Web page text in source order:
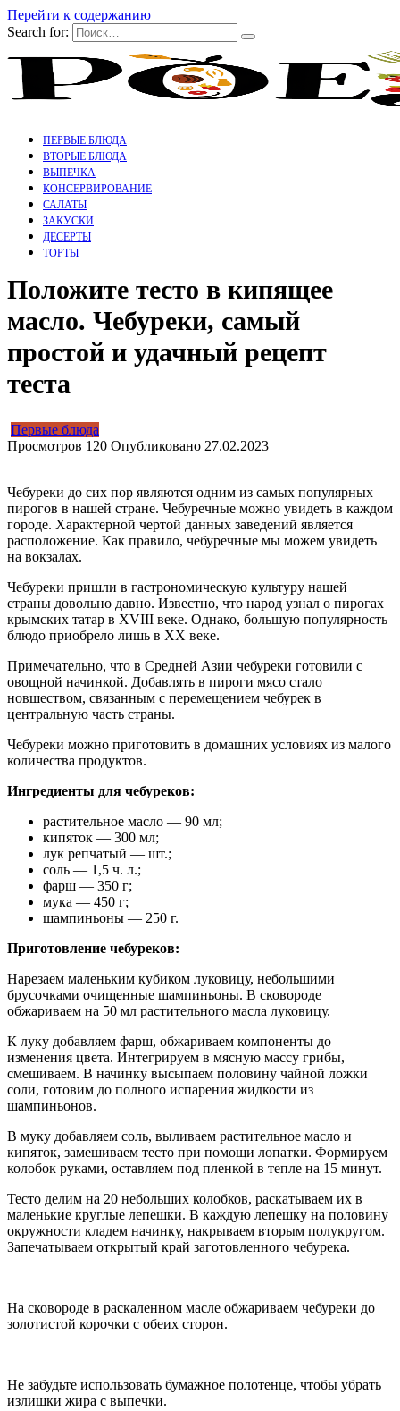
Перейти к содержанию
Search for:
ПЕРВЫЕ БЛЮДА
ВТОРЫЕ БЛЮДА
ВЫПЕЧКА
КОНСЕРВИРОВАНИЕ
САЛАТЫ
ЗАКУСКИ
ДЕСЕРТЫ
ТОРТЫ
Положите тесто в кипящее
масло. Чебуреки, самый
простой и удачный рецепт
теста
Первые блюда
Просмотров 120 Опубликовано 27.02.2023
Чебуреки до сих пор являются одним из самых популярных
пирогов в нашей стране. Чебуречные можно увидеть в каждом
городе. Характерной чертой данных заведений является
расположение. Как правило, чебуречные мы можем увидеть
на вокзалах.
Чебуреки пришли в гастрономическую культуру нашей
страны довольно давно. Известно, что народ узнал о пирогах
крымских татар в XVIII веке. Однако, большую популярность
блюдо приобрело лишь в XX веке.
Примечательно, что в Средней Азии чебуреки готовили с
овощной начинкой. Добавлять в пироги мясо стало
новшеством, связанным с перемещением чебурек в
центральную часть страны.
Чебуреки можно приготовить в домашних условиях из малого
количества продуктов.
Ингредиенты для чебуреков:
растительное масло — 90 мл;
кипяток — 300 мл;
лук репчатый — шт.;
соль — 1,5 ч. л.;
фарш — 350 г;
мука — 450 г;
шампиньоны — 250 г.
Приготовление чебуреков:
Нарезаем маленьким кубиком луковицу, небольшими
брусочками очищенные шампиньоны. В сковороде
обжариваем на 50 мл растительного масла луковицу.
К луку добавляем фарш, обжариваем компоненты до
изменения цвета. Интегрируем в мясную массу грибы,
смешиваем. В начинку высыпаем половину чайной ложки
соли, готовим до полного испарения жидкости из
шампиньонов.
В муку добавляем соль, выливаем растительное масло и
кипяток, замешиваем тесто при помощи лопатки. Формируем
колобок руками, оставляем под пленкой в тепле на 15 минут.
Тесто делим на 20 небольших колобков, раскатываем их в
маленькие круглые лепешки. В каждую лепешку на половину
окружности кладем начинку, накрываем вторым полукругом.
Запечатываем открытый край заготовленного чебурека.
На сковороде в раскаленном масле обжариваем чебуреки до
золотистой корочки с обеих сторон.
Не забудьте использовать бумажное полотенце, чтобы убрать
излишки жира с выпечки.